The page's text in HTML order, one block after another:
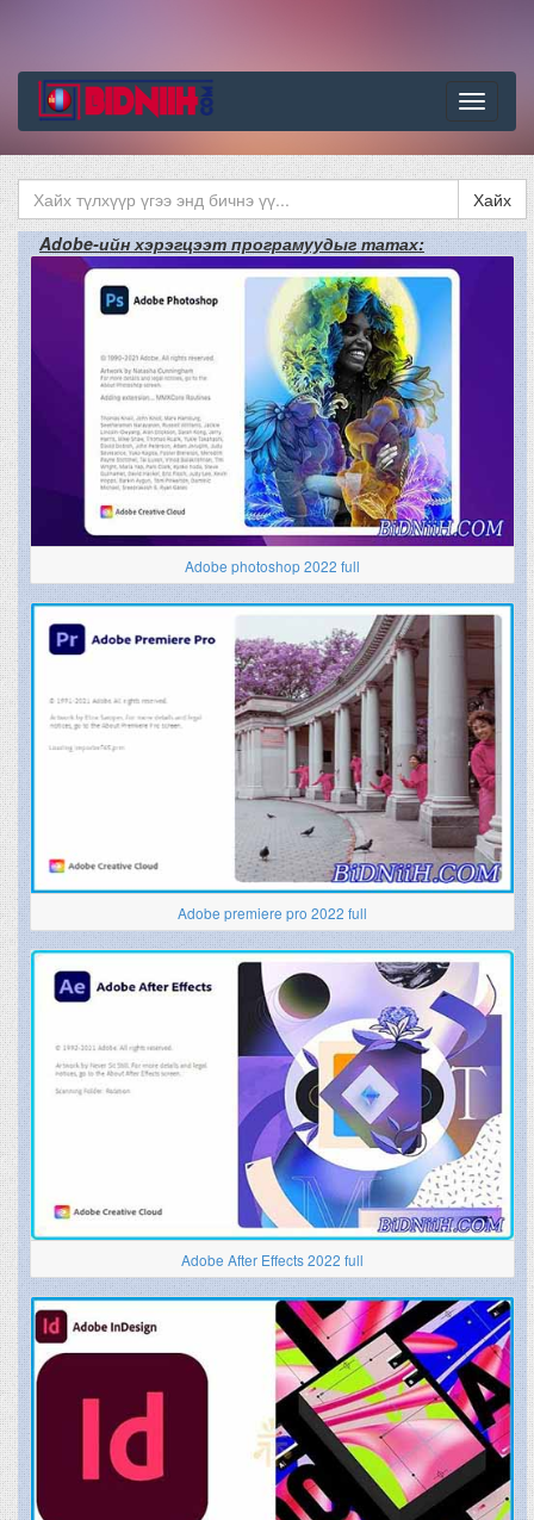
Цэс
Хайх
Adobe-ийн хэрэгцээт програмуудыг татах:
Adobe photoshop 2022 full
Adobe premiere pro 2022 full
Adobe After Effects 2022 full